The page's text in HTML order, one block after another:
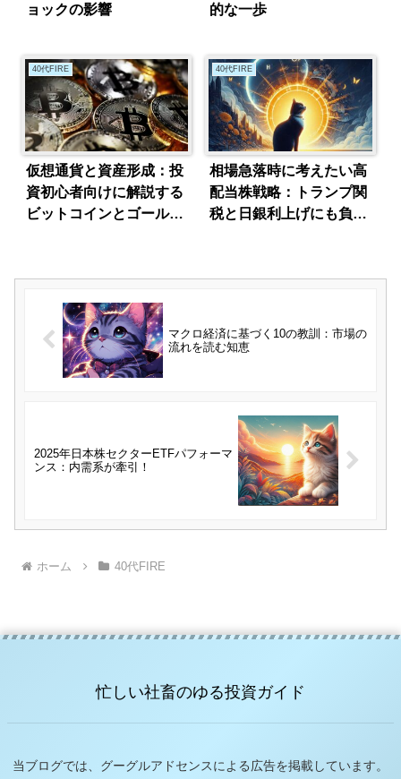
ョックの影響
的な一歩
40代FIRE
仮想通貨と資産形成：投
資初心者向けに解説する
ビットコインとゴールド
40代FIRE
相場急落時に考えたい高
配当株戦略：トランプ関
税と日銀利上げにも負け
マクロ経済に基づく10の教訓：市場の
流れを読む知恵
2025年日本株セクターETFパフォーマ
ンス：内需系が牽引！
ホーム 40代FIRE
忙しい社畜のゆる投資ガイド
当ブログでは、グーグルアドセンスによる広告を掲載しています。